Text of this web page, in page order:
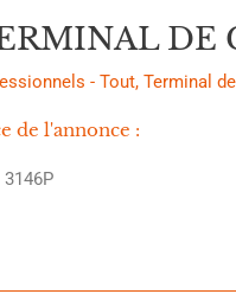
DE
- Tout,Terminal
de l'annonce :
3146P